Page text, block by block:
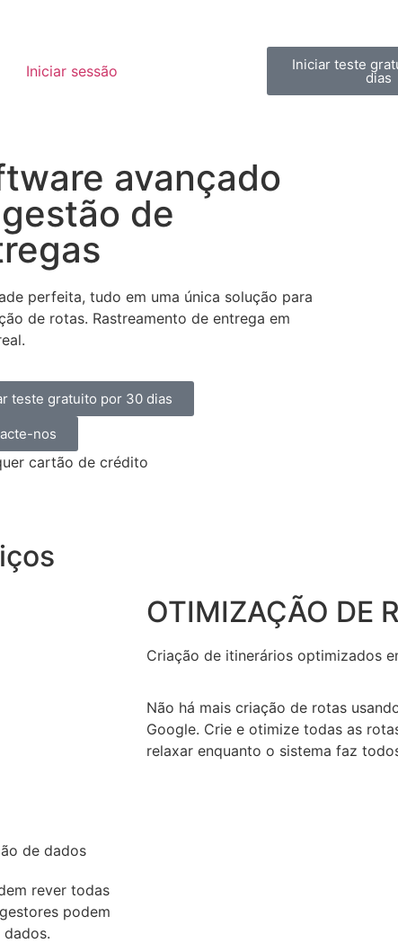
Iniciar sessão Iniciar teste
dias
avançado
gestão de
perfeita, tudo em uma única solução para
de rotas. Rastreamento de entrega em
teste gratuito por 30 dias
nos
cartão de crédito
OTIMIZAÇÃO DE
Criação de itinerários optimizados
Não há mais criação de rotas
Google. Crie e otimize todas as
relaxar enquanto o sistema faz
de dados
rever todas
podem